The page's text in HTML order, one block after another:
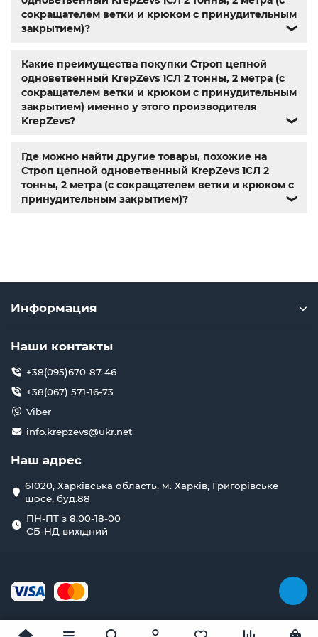
сокращателем ветки и крюком с принудительным
закрытием)?
❯
Какие преимущества покупки Строп цепной
одноветвенный KrepZevs 1СЛ 2 тонны, 2 метра (с
сокращателем ветки и крюком с принудительным
закрытием) именно у этого производителя
KrepZevs?
❯
Где можно найти другие товары, похожие на
Строп цепной одноветвенный KrepZevs 1СЛ 2
тонны, 2 метра (с сокращателем ветки и крюком с
принудительным закрытием)?
❯
Информация
Наши контакты
+38(095)670-87-46
+38(067) 571-16-73
Viber
info.krepzevs@ukr.net
Наш адрес
61020, Харківська область, м. Харків, Григорівське
шосе, буд.88
ПН-ПТ з 8.00-18-00
СБ-НД вихідний